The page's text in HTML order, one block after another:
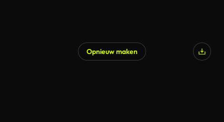
Opnieuw maken